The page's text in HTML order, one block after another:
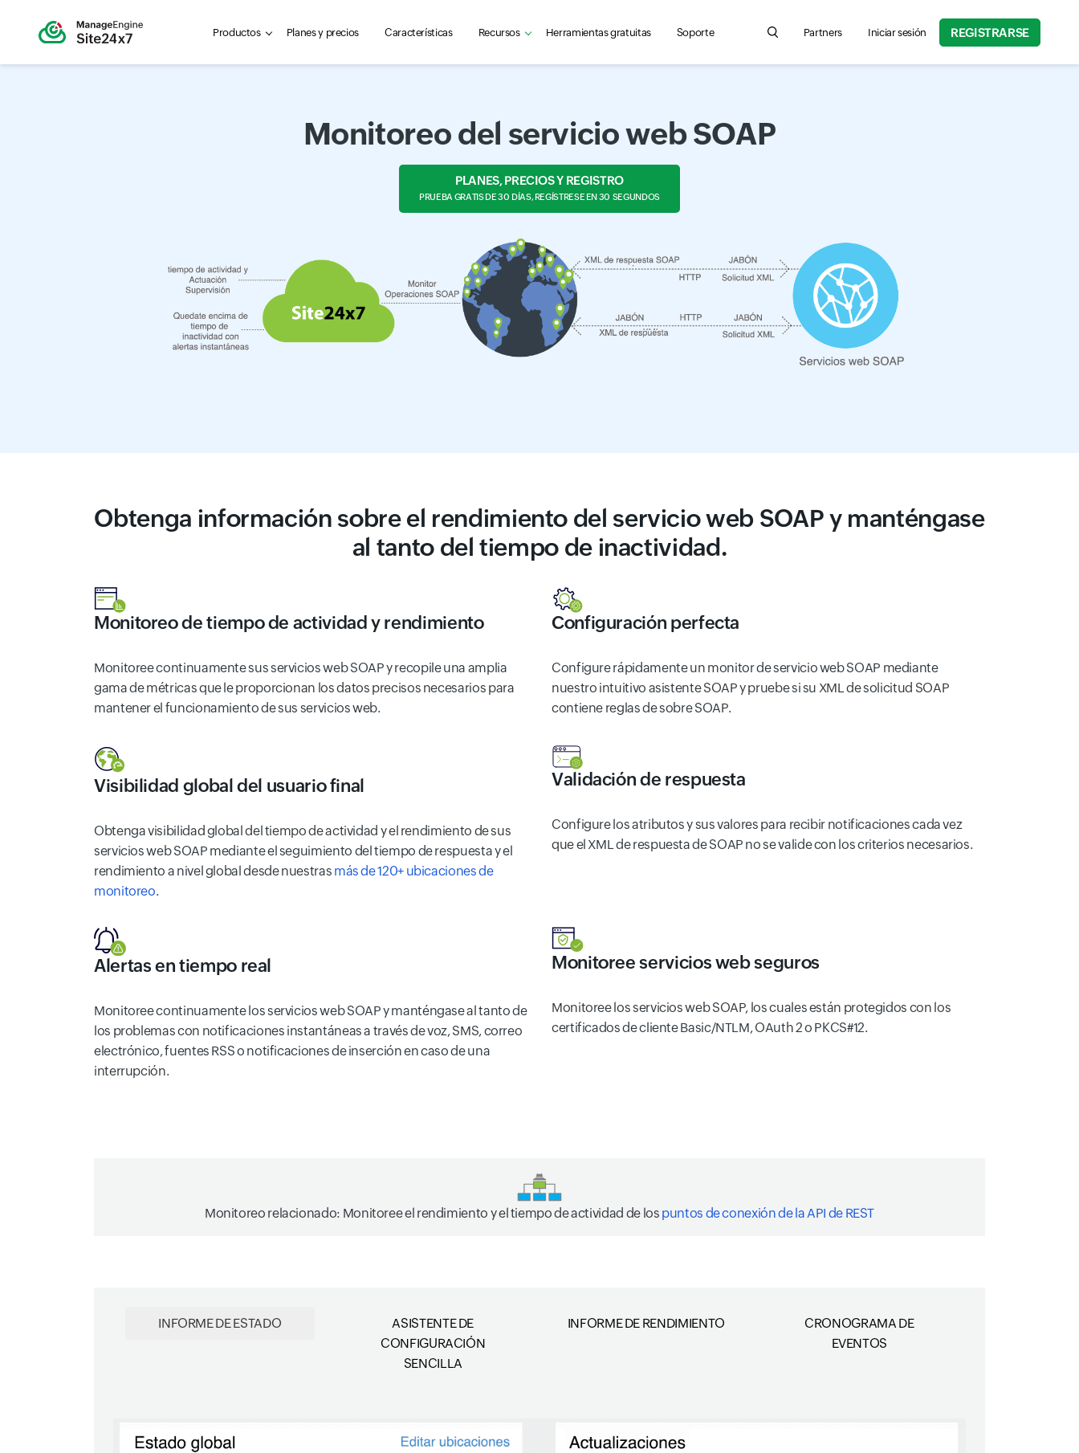
Productos Planes y precios Características Recursos Herramientas gratuitas Soporte Search for product information, help articles, and
Partners Iniciar sesión REGISTRARSE
Monitoreo del servicio web SOAP
PLANES, PRECIOS Y REGISTRO
PRUEBA GRATIS DE 30 DÍAS, REGÍSTRESE EN 30 SEGUNDOS
Obtenga información sobre el rendimiento del servicio web SOAP y manténgase
al tanto del tiempo de inactividad.
Monitoreo de tiempo de actividad y rendimiento
Monitoree continuamente sus servicios web SOAP y recopile una amplia
gama de métricas que le proporcionan los datos precisos necesarios para
mantener el funcionamiento de sus servicios web.
Configuración perfecta
Configure rápidamente un monitor de servicio web SOAP mediante
nuestro intuitivo asistente SOAP y pruebe si su XML de solicitud SOAP
contiene reglas de sobre SOAP.
Visibilidad global del usuario final
Obtenga visibilidad global del tiempo de actividad y el rendimiento de sus
servicios web SOAP mediante el seguimiento del tiempo de respuesta y el
rendimiento a nivel global desde nuestras más de 120+ ubicaciones de
monitoreo.
Validación de respuesta
Configure los atributos y sus valores para recibir notificaciones cada vez
que el XML de respuesta de SOAP no se valide con los criterios necesarios.
Alertas en tiempo real
Monitoree continuamente los servicios web SOAP y manténgase al tanto de
los problemas con notificaciones instantáneas a través de voz, SMS, correo
electrónico, fuentes RSS o notificaciones de inserción en caso de una
interrupción.
Monitoree servicios web seguros
Monitoree los servicios web SOAP, los cuales están protegidos con los
certificados de cliente Basic/NTLM, OAuth 2 o PKCS#12.
Monitoreo relacionado: Monitoree el rendimiento y el tiempo de actividad de los puntos de conexión de la API de REST
INFORME DE ESTADO
ASISTENTE DE
CONFIGURACIÓN
SENCILLA
INFORME DE RENDIMIENTO
CRONOGRAMA DE
EVENTOS